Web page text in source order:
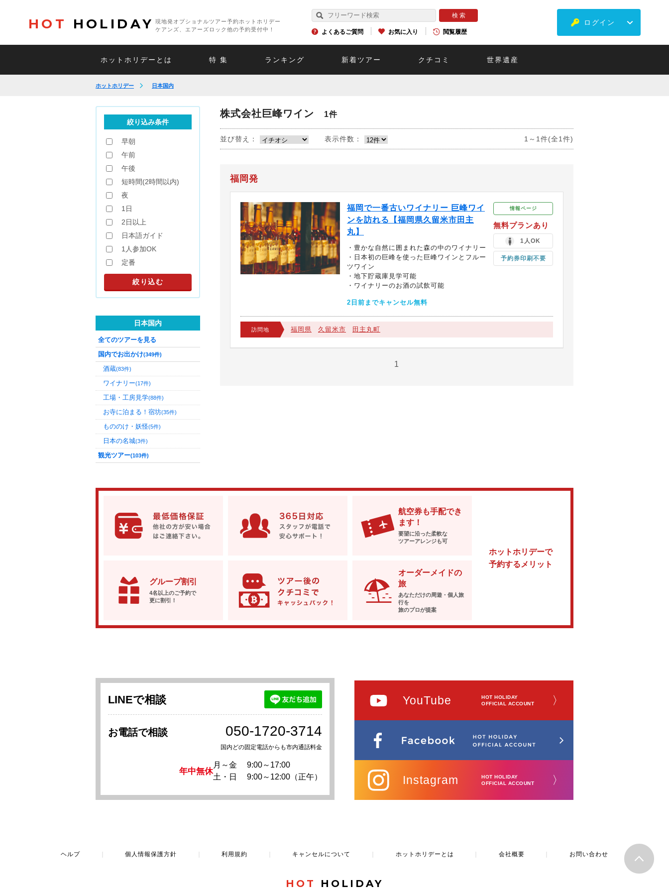
HOT HOLIDAY
現地発オプショナルツアー予約ホットホリデー
ケアンズ、エアーズロック他の予約受付中！
よくあるご質問 お気に入り 閲覧履歴
ログイン
ホットホリデーとは 特 集 ランキング 新着ツアー クチコミ 世界遺産
ホットホリデー 日本国内
株式会社巨峰ワイン 1件
並び替え： 表示件数： 1～1件(全1件)
福岡発
福岡で一番古いワイナリー 巨峰ワイ
ンを訪れる【福岡県久留米市田主
丸】
・豊かな自然に囲まれた森の中のワイナリー
・日本初の巨峰を使った巨峰ワインとフルー
ツワイン
・地下貯蔵庫見学可能
・ワイナリーのお酒の試飲可能
2日前までキャンセル無料
情報ページ
無料プランあり
1人OK
予約券印刷不要
訪問地 福岡県 久留米市 田主丸町
1
絞り込み条件
早朝
午前
午後
短時間(2時間以内)
夜
1日
2日以上
日本語ガイド
1人参加OK
定番
日本国内
全てのツアーを見る
国内でお出かけ(349件)
酒蔵(83件)
ワイナリー(17件)
工場・工房見学(88件)
お寺に泊まる！宿坊(35件)
もののけ・妖怪(5件)
日本の名城(3件)
観光ツアー(103件)
ホットホリデーで
予約するメリット
航空券も手配でき
ます！
要望に沿った柔軟な
ツアーアレンジも可
グループ割引
4名以上のご予約で
更に割引！
オーダーメイドの
旅
あなただけの周遊・個人旅
行を
旅のプロが提案
LINEで相談
お電話で相談 050-1720-3714
国内どの固定電話からも市内通話料金
年中無休
月～金
9:00～17:00
土・日
9:00～12:00（正午）
YouTube
HOT HOLIDAY
OFFICIAL ACCOUNT
〉
Instagram
HOT HOLIDAY
OFFICIAL ACCOUNT
〉
ヘルプ 個人情報保護方針 利用規約 キャンセルについて ホットホリデーとは 会社概要 お問い合わせ
HOT HOLIDAY